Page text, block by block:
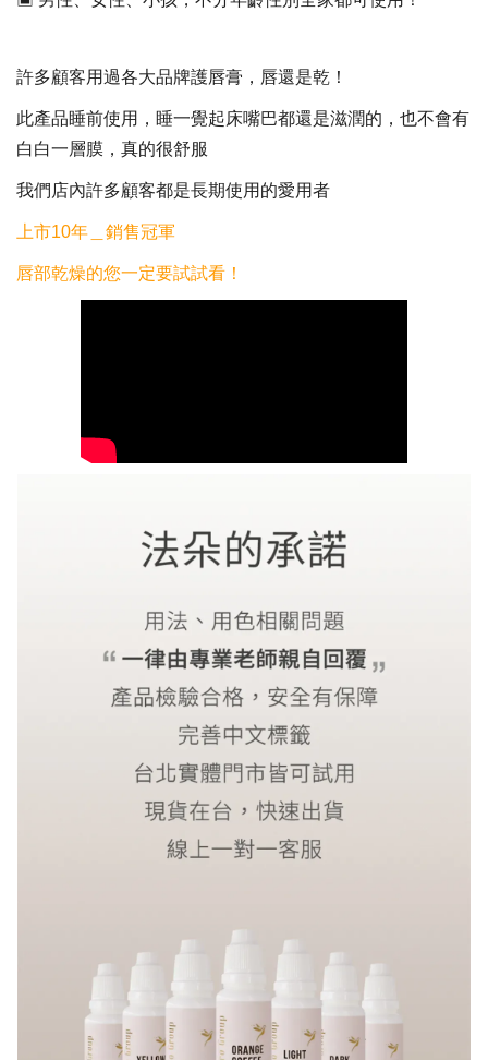
許多顧客用過各大品牌護唇膏，唇還是乾！
此產品睡前使用，睡一覺起床嘴巴都還是滋潤的，也不會有
白白一層膜，真的很舒服
我們店內許多顧客都是長期使用的愛用者
上市10年＿銷售冠軍
唇部乾燥的您一定要試試看！